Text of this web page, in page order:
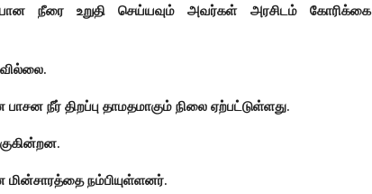
நீரை உறுதி செய்யவும் அவர்கள் அரசிடம் கோரிக்கை
நீர் திறப்பு தாமதமாகும் நிலை ஏற்பட்டுள்ளது.
நம்பியுள்ளனர்.